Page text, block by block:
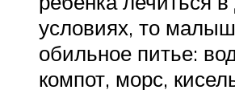
условиях, то
обильное питье:
компот, морс,